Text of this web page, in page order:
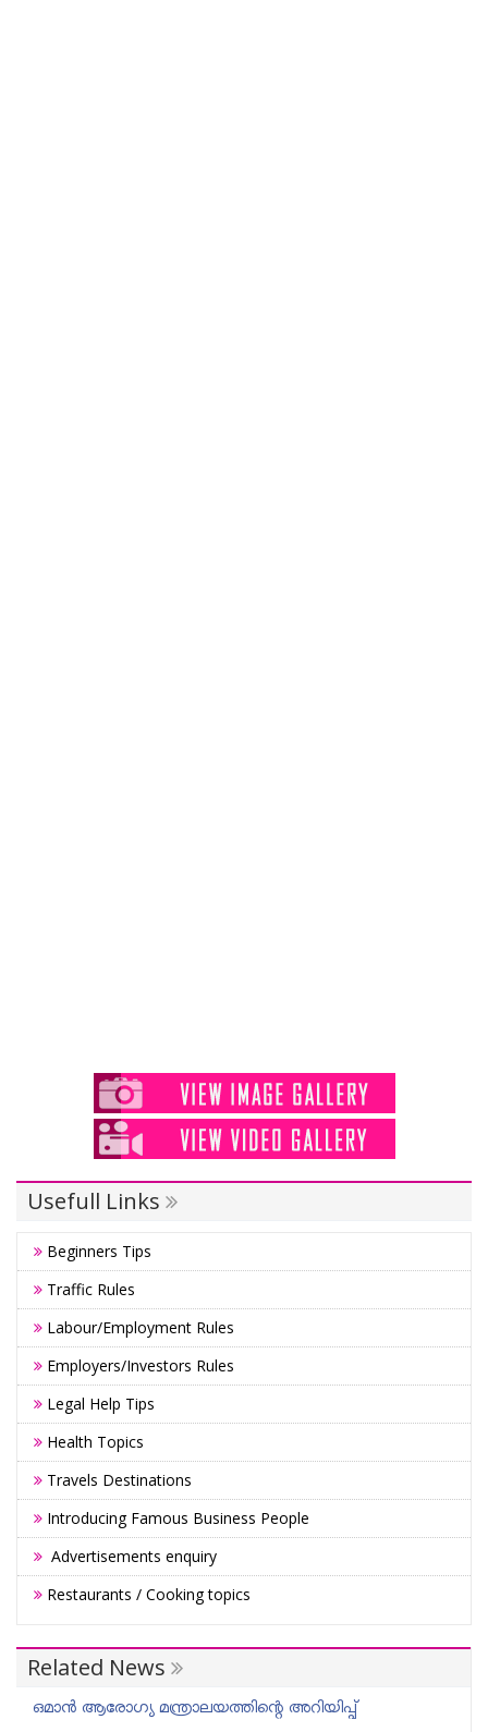
Usefull Links
Beginners Tips
Traffic Rules
Labour/Employment Rules
Employers/Investors Rules
Legal Help Tips
Health Topics
Travels Destinations
Introducing Famous Business People
Advertisements enquiry
Restaurants / Cooking topics
Related News
ഒമാൻ ആരോഗ്യ മന്ത്രാലയത്തിന്റെ അറിയിപ്പ്